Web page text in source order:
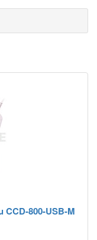
800-USB-M